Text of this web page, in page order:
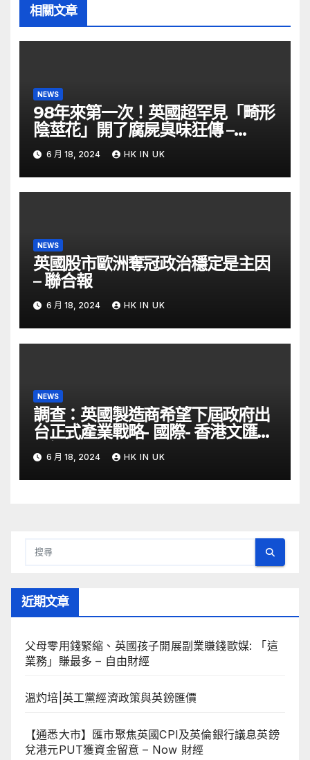
相關文章
NEWS
98年來第一次！英國超罕見「畸形
陰莖花」開了腐屍臭味狂傳 –
ETtoday
6 月 18, 2024 HK IN UK
NEWS
英國股市歐洲奪冠政治穩定是主因
– 聯合報
6 月 18, 2024 HK IN UK
NEWS
調查：英國製造商希望下屆政府出
台正式產業戰略- 國際- 香港文匯網
– 文匯報
6 月 18, 2024 HK IN UK
近期文章
父母零用錢緊縮、英國孩子開展副業賺錢歐媒: 「這
業務」賺最多 – 自由財經
溫灼培|英工黨經濟政策與英鎊匯價
【通悉大市】匯市聚焦英國CPI及英倫銀行議息英鎊
兌港元PUT獲資金留意 – Now 財經